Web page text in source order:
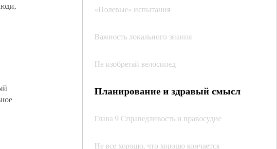
«Полевые» испытания
Важность локального знания
Не изобретай велосипед
Планирование и здравый смысл
Глава 9 Справедливость и правосудие
Не все хорошо, что хорошо кончается